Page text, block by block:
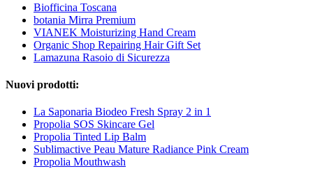
Biofficina Toscana
botania Mirra Premium
VIANEK Moisturizing Hand Cream
Organic Shop Repairing Hair Gift Set
Lamazuna Rasoio di Sicurezza
Nuovi prodotti:
La Saponaria Biodeo Fresh Spray 2 in 1
Propolia SOS Skincare Gel
Propolia Tinted Lip Balm
Sublimactive Peau Mature Radiance Pink Cream
Propolia Mouthwash